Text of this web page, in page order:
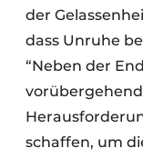
der
dass Unruhe
“Neben der
schaffen, um